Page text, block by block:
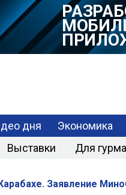
дня Экономика
Выставки Для
Заявление